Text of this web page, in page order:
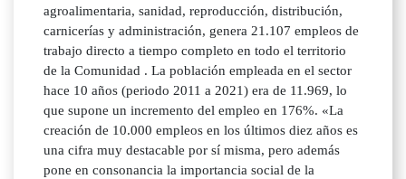
agroalimentaria, sanidad, reproducción, distribución,
carnicerías y administración, genera 21.107 empleos de
trabajo directo a tiempo completo en todo el territorio
de la Comunidad . La población empleada en el sector
hace 10 años (periodo 2011 a 2021) era de 11.969, lo
que supone un incremento del empleo en 176%. «La
creación de 10.000 empleos en los últimos diez años es
una cifra muy destacable por sí misma, pero además
pone en consonancia la importancia social de la